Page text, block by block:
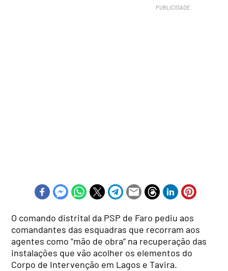
O comando distrital da PSP de Faro pediu aos
comandantes das esquadras que recorram aos
agentes como “mão de obra” na recuperação das
instalações que vão acolher os elementos do
Corpo de Intervenção em Lagos e Tavira.